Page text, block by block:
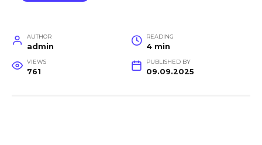
AUTHOR
admin
READING
4 min
VIEWS
761
PUBLISHED BY
09.09.2025